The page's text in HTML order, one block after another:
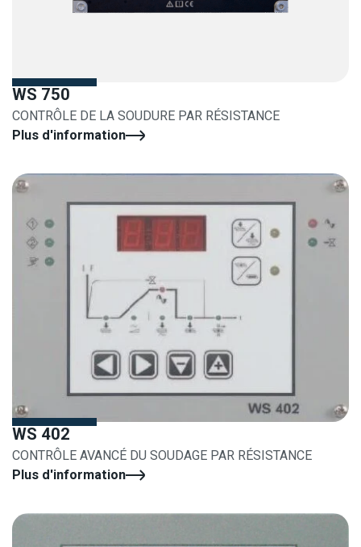
WS 750
CONTRÔLE DE LA SOUDURE PAR RÉSISTANCE
Plus d'information
WS 402
CONTRÔLE AVANCÉ DU SOUDAGE PAR RÉSISTANCE
Plus d'information